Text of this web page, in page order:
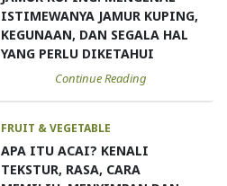
ISTIMEWANYA JAMUR KUPING,
KEGUNAAN, DAN SEGALA HAL
YANG PERLU DIKETAHUI
Continue Reading
FRUIT & VEGETABLE
APA ITU ACAI? KENALI
TEKSTUR, RASA, CARA